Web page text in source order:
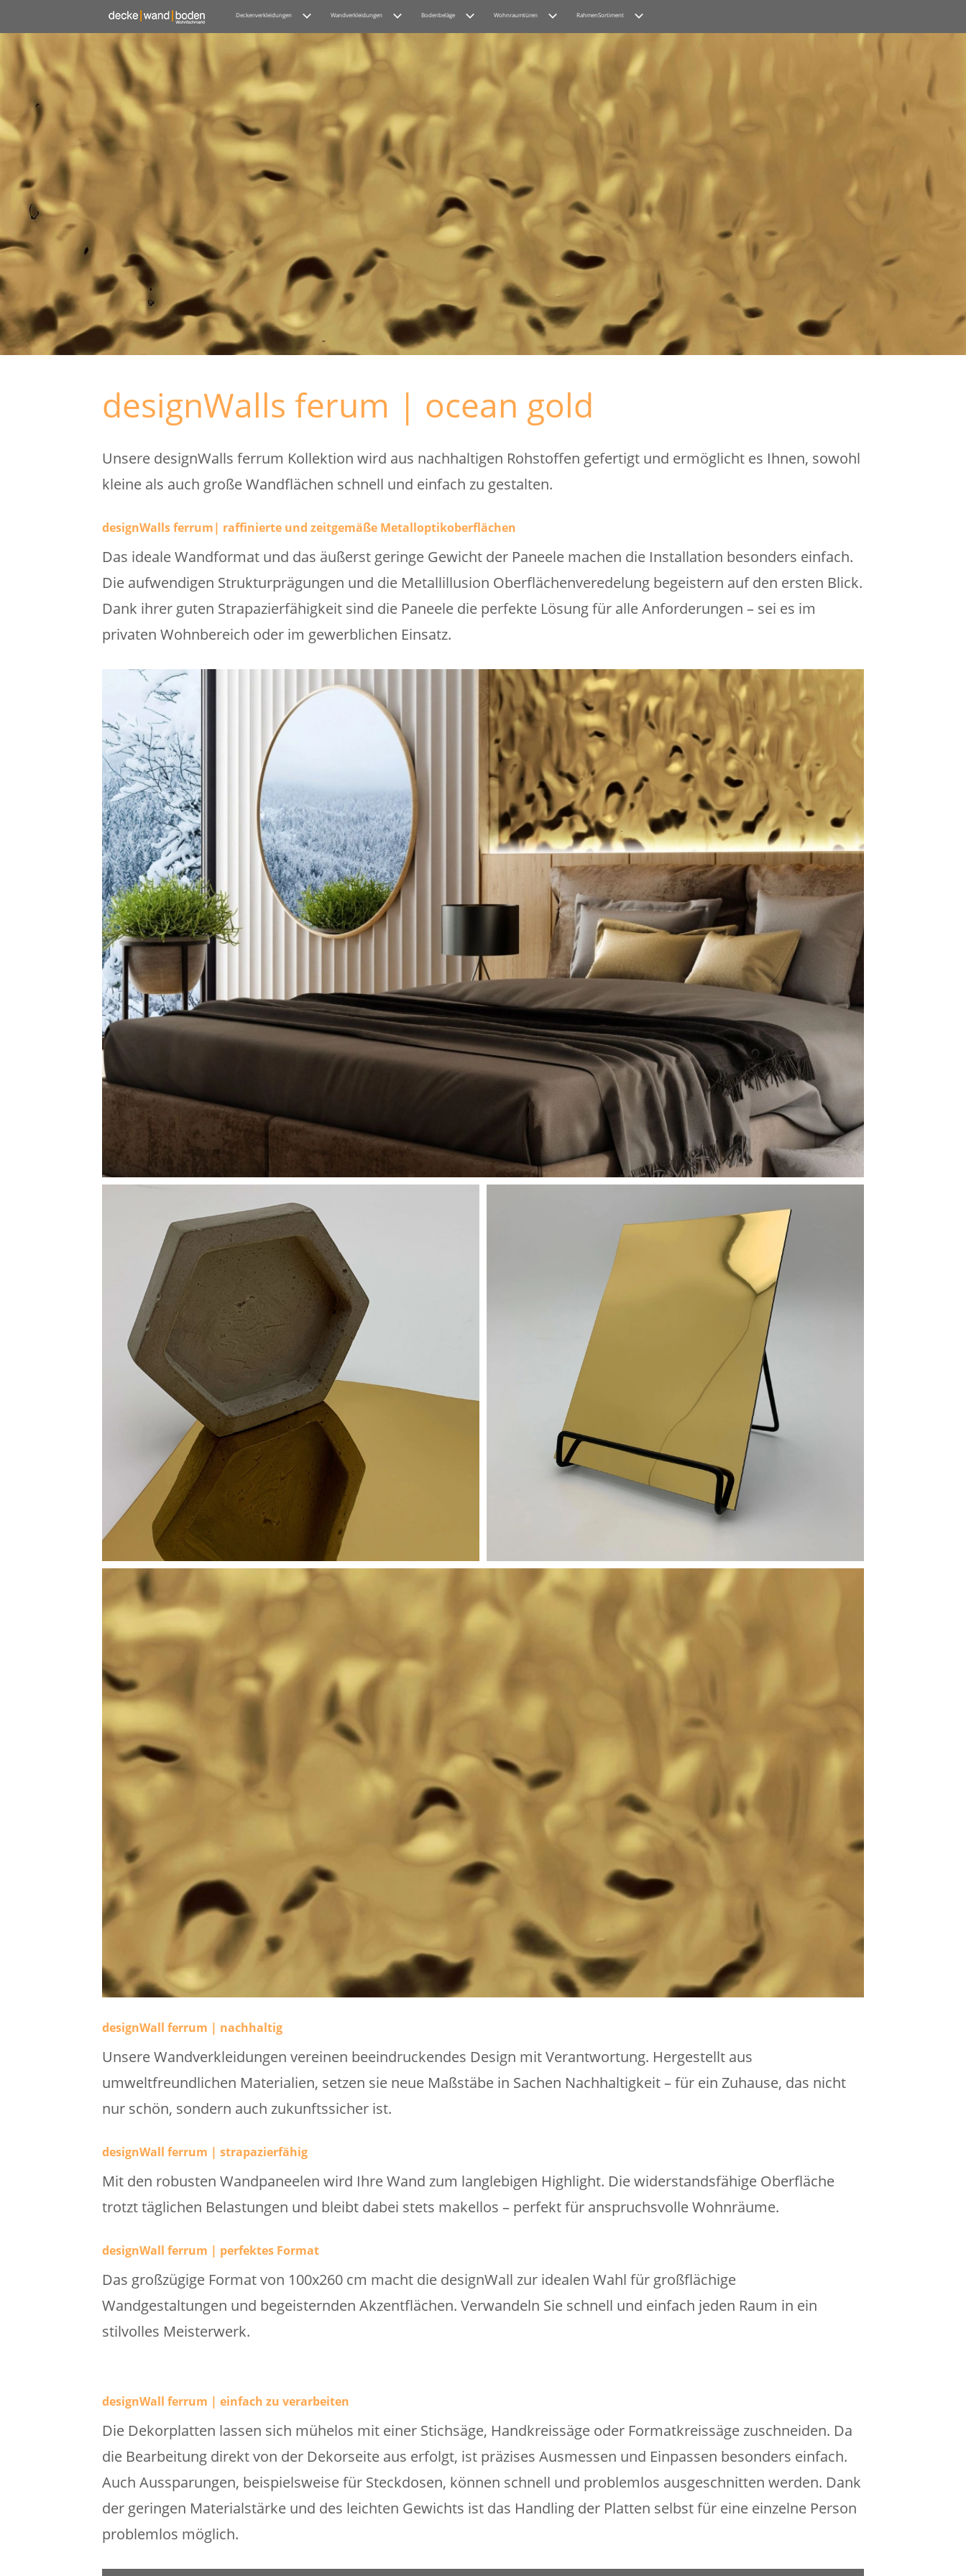
Deckenverkleidungen Wandverkleidungen Bodenbeläge Wohnraumtüren RahmenSortiment
designWalls ferum | ocean gold
Unsere designWalls ferrum Kollektion wird aus nachhaltigen Rohstoffen gefertigt und ermöglicht es Ihnen, sowohl
kleine als auch große Wandflächen schnell und einfach zu gestalten.
designWalls ferrum| raffinierte und zeitgemäße Metalloptikoberflächen
Das ideale Wandformat und das äußerst geringe Gewicht der Paneele machen die Installation besonders einfach.
Die aufwendigen Strukturprägungen und die Metallillusion Oberflächenveredelung begeistern auf den ersten Blick.
Dank ihrer guten Strapazierfähigkeit sind die Paneele die perfekte Lösung für alle Anforderungen – sei es im
privaten Wohnbereich oder im gewerblichen Einsatz.
designWall ferrum | nachhaltig
Unsere Wandverkleidungen vereinen beeindruckendes Design mit Verantwortung. Hergestellt aus
umweltfreundlichen Materialien, setzen sie neue Maßstäbe in Sachen Nachhaltigkeit – für ein Zuhause, das nicht
nur schön, sondern auch zukunftssicher ist.
designWall ferrum | strapazierfähig
Mit den robusten Wandpaneelen wird Ihre Wand zum langlebigen Highlight. Die widerstandsfähige Oberfläche
trotzt täglichen Belastungen und bleibt dabei stets makellos – perfekt für anspruchsvolle Wohnräume.
designWall ferrum | perfektes Format
Das großzügige Format von 100x260 cm macht die designWall zur idealen Wahl für großflächige
Wandgestaltungen und begeisternden Akzentflächen. Verwandeln Sie schnell und einfach jeden Raum in ein
stilvolles Meisterwerk.
designWall ferrum | einfach zu verarbeiten
Die Dekorplatten lassen sich mühelos mit einer Stichsäge, Handkreissäge oder Formatkreissäge zuschneiden. Da
die Bearbeitung direkt von der Dekorseite aus erfolgt, ist präzises Ausmessen und Einpassen besonders einfach.
Auch Aussparungen, beispielsweise für Steckdosen, können schnell und problemlos ausgeschnitten werden. Dank
der geringen Materialstärke und des leichten Gewichts ist das Handling der Platten selbst für eine einzelne Person
problemlos möglich.